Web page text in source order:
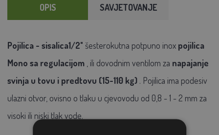
OPIS SAVJETOVANJE
Pojilica - sisalica1/2" šesterokutna potpuno inox pojilica
Mono sa regulacijom , ili dovodnim ventilom za napajanje
svinja u tovu i predtovu (15-110 kg) . Pojilica ima podesiv
ulazni otvor, ovisno o tlaku u cjevovodu od 0,8 - 1 - 2 mm za
visoki ili niski tlak vode.